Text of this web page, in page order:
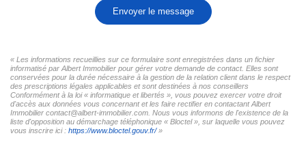
Envoyer le message
« Les informations recueillies sur ce formulaire sont enregistrées dans un fichier
informatisé par Albert Immobilier pour gérer votre demande de contact. Elles sont
conservées pour la durée nécessaire à la gestion de la relation client dans le respect
des prescriptions légales applicables et sont destinées à nos conseillers
Conformément à la loi « informatique et libertés », vous pouvez exercer votre droit
d'accès aux données vous concernant et les faire rectifier en contactant Albert
Immobilier contact@albert-immobilier.com. Nous vous informons de l'existence de la
liste d'opposition au démarchage téléphonique « Bloctel », sur laquelle vous pouvez
vous inscrire ici : https://www.bloctel.gouv.fr/»